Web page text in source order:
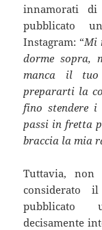
innamorati di
pubblicato
Instagram: “Mi
dorme sopra,
manca il tuo
prepararti la
fino stendere i
passi in fretta
braccia la mia
Tuttavia, non
considerato
pubblicato
decisamente